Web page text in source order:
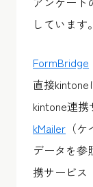
しています。
FormBridge
直接
kintone連携
kMailer （
データを参
携サービス